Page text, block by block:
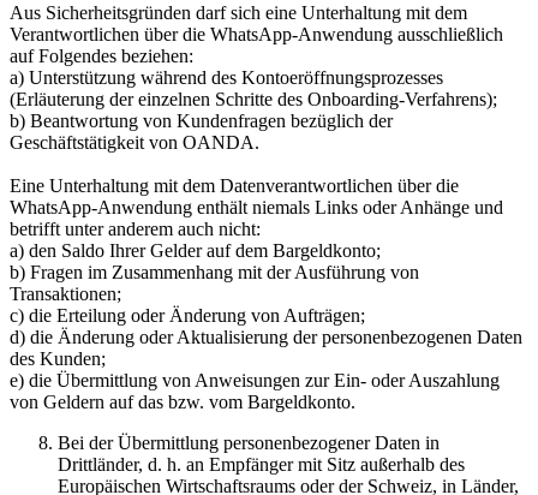
Aus Sicherheitsgründen darf sich eine Unterhaltung mit dem
Verantwortlichen über die WhatsApp-Anwendung ausschließlich
auf Folgendes beziehen:
a) Unterstützung während des Kontoeröffnungsprozesses
(Erläuterung der einzelnen Schritte des Onboarding-Verfahrens);
b) Beantwortung von Kundenfragen bezüglich der
Geschäftstätigkeit von OANDA.
Eine Unterhaltung mit dem Datenverantwortlichen über die
WhatsApp-Anwendung enthält niemals Links oder Anhänge und
betrifft unter anderem auch nicht:
a) den Saldo Ihrer Gelder auf dem Bargeldkonto;
b) Fragen im Zusammenhang mit der Ausführung von
Transaktionen;
c) die Erteilung oder Änderung von Aufträgen;
d) die Änderung oder Aktualisierung der personenbezogenen Daten
des Kunden;
e) die Übermittlung von Anweisungen zur Ein- oder Auszahlung
von Geldern auf das bzw. vom Bargeldkonto.
Bei der Übermittlung personenbezogener Daten in
Drittländer, d. h. an Empfänger mit Sitz außerhalb des
Europäischen Wirtschaftsraums oder der Schweiz, in Länder,